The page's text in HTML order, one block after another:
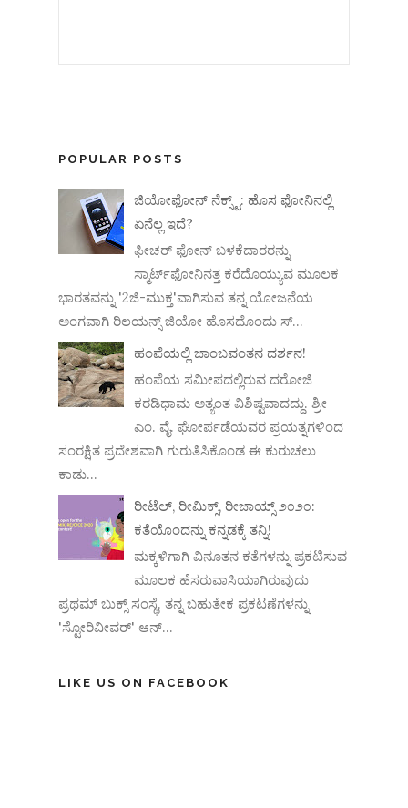
POPULAR POSTS
ಜಿಯೋಫೋನ್ ನೆಕ್ಸ್ಟ್: ಹೊಸ ಫೋನಿನಲ್ಲಿ
ಏನೆಲ್ಲ ಇದೆ?
ಫೀಚರ್ ಫೋನ್ ಬಳಕೆದಾರರನ್ನು
ಸ್ಮಾರ್ಟ್‌ಫೋನಿನತ್ತ ಕರೆದೊಯ್ಯುವ ಮೂಲಕ
ಭಾರತವನ್ನು '2ಜಿ-ಮುಕ್ತ'ವಾಗಿಸುವ ತನ್ನ ಯೋಜನೆಯ
ಅಂಗವಾಗಿ ರಿಲಯನ್ಸ್ ಜಿಯೋ ಹೊಸದೊಂದು ಸ್...
ಹಂಪೆಯಲ್ಲಿ ಜಾಂಬವಂತನ ದರ್ಶನ!
ಹಂಪೆಯ ಸಮೀಪದಲ್ಲಿರುವ ದರೋಜಿ
ಕರಡಿಧಾಮ ಅತ್ಯಂತ ವಿಶಿಷ್ಟವಾದದ್ದು. ಶ್ರೀ
ಎಂ. ವೈ. ಘೋರ್ಪಡೆಯವರ ಪ್ರಯತ್ನಗಳಿಂದ
ಸಂರಕ್ಷಿತ ಪ್ರದೇಶವಾಗಿ ಗುರುತಿಸಿಕೊಂಡ ಈ ಕುರುಚಲು
ಕಾಡು...
ರೀಟೆಲ್, ರೀಮಿಕ್ಸ್, ರೀಜಾಯ್ಸ್ ೨೦೨೦:
ಕತೆಯೊಂದನ್ನು ಕನ್ನಡಕ್ಕೆ ತನ್ನಿ!
ಮಕ್ಕಳಿಗಾಗಿ ವಿನೂತನ ಕತೆಗಳನ್ನು ಪ್ರಕಟಿಸುವ
ಮೂಲಕ ಹೆಸರುವಾಸಿಯಾಗಿರುವುದು
ಪ್ರಥಮ್ ಬುಕ್ಸ್ ಸಂಸ್ಥೆ. ತನ್ನ ಬಹುತೇಕ ಪ್ರಕಟಣೆಗಳನ್ನು
'ಸ್ಟೋರಿವೀವರ್' ಆನ್‌...
LIKE US ON FACEBOOK